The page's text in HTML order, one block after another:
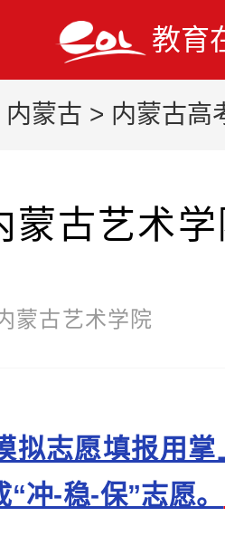
教育
内蒙古 > 内蒙古高
蒙古艺术
蒙古艺术学院
拟志愿填报用
冲-稳-保”志愿。